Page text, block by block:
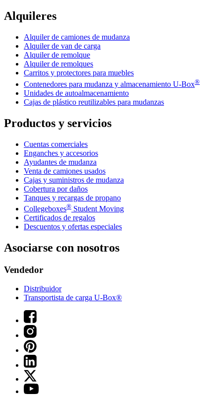
Alquileres
Alquiler de camiones de mudanza
Alquiler de van de carga
Alquiler de remolque
Alquiler de remolques
Carritos y protectores para muebles
Contenedores para mudanza y almacenamiento U-Box®
Unidades de autoalmacenamiento
Cajas de plástico reutilizables para mudanzas
Productos y servicios
Cuentas comerciales
Enganches y accesorios
Ayudantes de mudanza
Venta de camiones usados
Cajas y suministros de mudanza
Cobertura por daños
Tanques y recargas de propano
Collegeboxes® Student Moving
Certificados de regalos
Descuentos y ofertas especiales
Asociarse con nosotros
Vendedor
Distribuidor
Transportista de carga U-Box®